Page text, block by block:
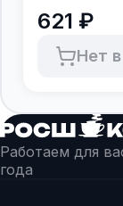
621 ₽
Нет
Работаем для
года